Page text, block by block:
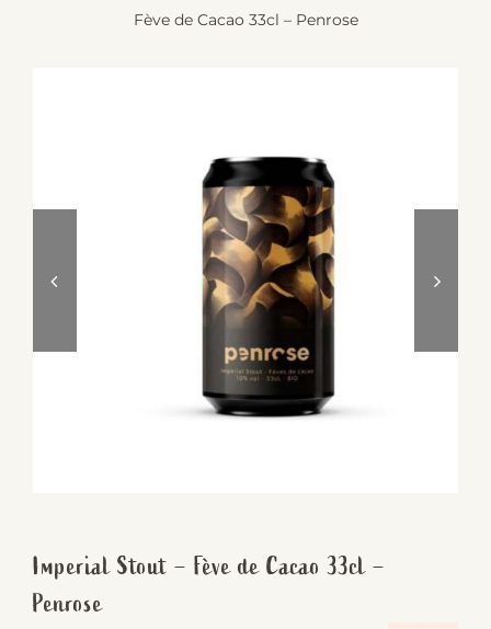
Fève de Cacao 33cl – Penrose
Imperial Stout – Fève de Cacao 33cl –
Penrose